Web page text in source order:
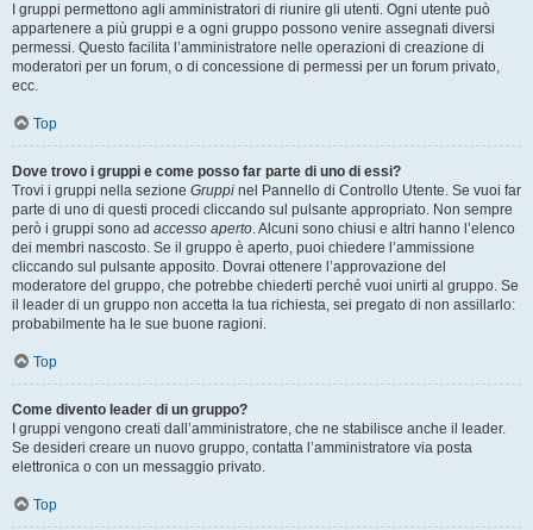
I gruppi permettono agli amministratori di riunire gli utenti. Ogni utente può
appartenere a più gruppi e a ogni gruppo possono venire assegnati diversi
permessi. Questo facilita l’amministratore nelle operazioni di creazione di
moderatori per un forum, o di concessione di permessi per un forum privato,
ecc.
Top
Dove trovo i gruppi e come posso far parte di uno di essi?
Trovi i gruppi nella sezione Gruppi nel Pannello di Controllo Utente. Se vuoi far
parte di uno di questi procedi cliccando sul pulsante appropriato. Non sempre
però i gruppi sono ad accesso aperto. Alcuni sono chiusi e altri hanno l’elenco
dei membri nascosto. Se il gruppo è aperto, puoi chiedere l’ammissione
cliccando sul pulsante apposito. Dovrai ottenere l’approvazione del
moderatore del gruppo, che potrebbe chiederti perché vuoi unirti al gruppo. Se
il leader di un gruppo non accetta la tua richiesta, sei pregato di non assillarlo:
probabilmente ha le sue buone ragioni.
Top
Come divento leader di un gruppo?
I gruppi vengono creati dall’amministratore, che ne stabilisce anche il leader.
Se desideri creare un nuovo gruppo, contatta l’amministratore via posta
elettronica o con un messaggio privato.
Top